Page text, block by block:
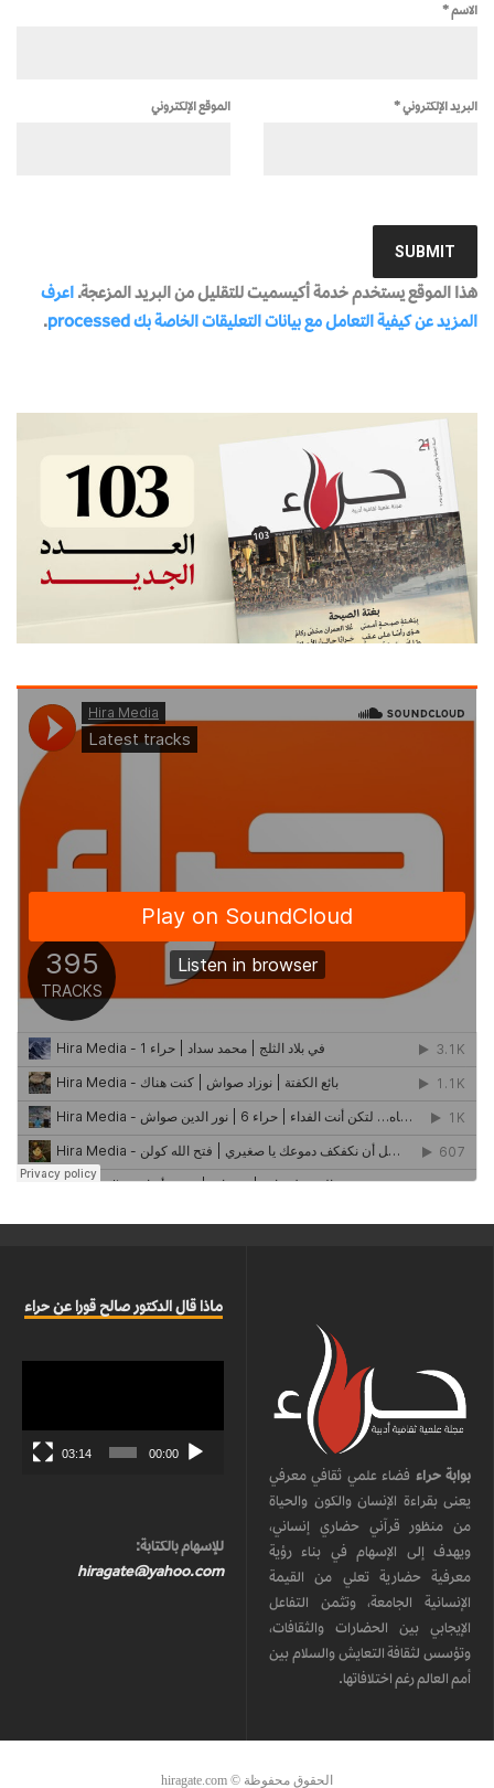
الاسم *
البريد الإلكتروني* الموقع الإلكتروني
هذا الموقع يستخدم خدمة أكيسميت للتقليل من البريد المزعجة. اعرف
المزيد عن كيفية التعامل مع بيانات التعليقات الخاصة بك processed
.
بوابة حراء فضاء علمي ثقافي معرفي
يعنى بقراءة الإنسان والكون والحياة
من منظور قرآني حضاري إنساني،
ويهدف إلى الإسهام في بناء رؤية
معرفية حضارية تعلي من القيمة
الإنسانية الجامعة، وتثمن التفاعل
الإيجابي بين الحضارات والثقافات،
وتؤسس لثقافة التعايش والسلام بين
أمم العالم رغم اختلافاتها.
ماذا قال الدكتور صالح قورا عن حراء
00:00
03:14
للإسهام بالكتابة:
hiragate@yahoo.com
الحقوق محفوظة © hiragate.com